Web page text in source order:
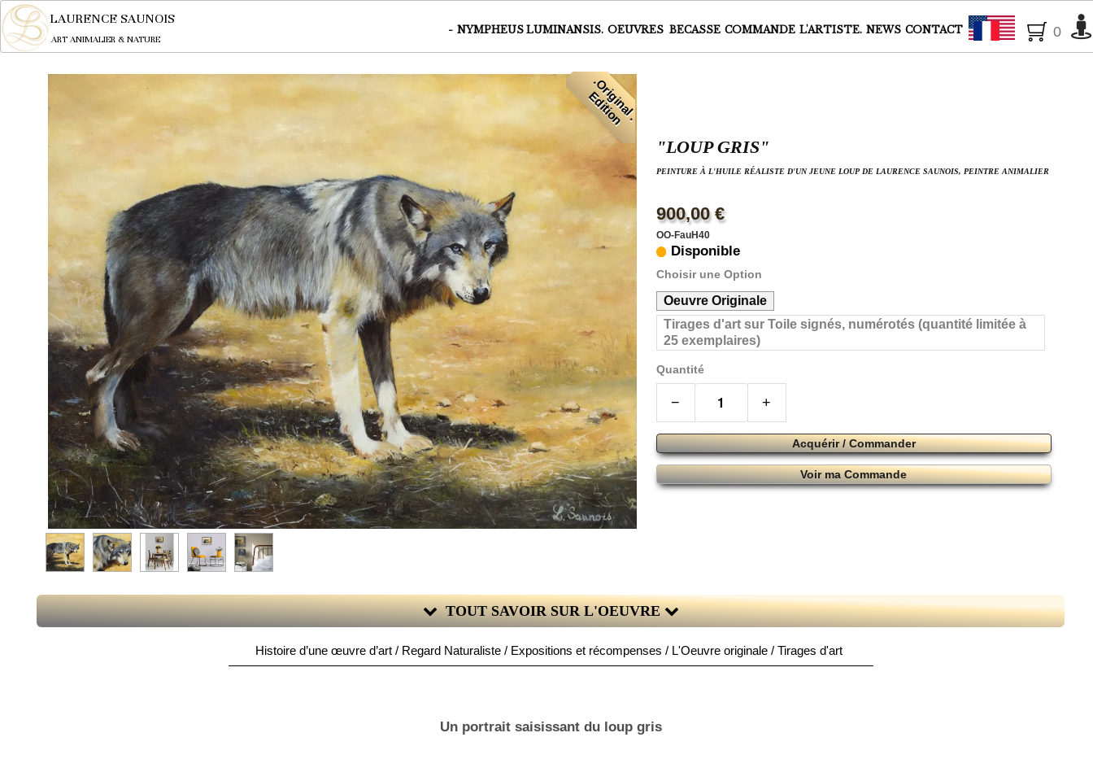
LAURENCE SAUNOIS
ART ANIMALIER & NATURE
- NYMPHEUS LUMINANSIS. OEUVRES BECASSE COMMANDE L'ARTISTE. NEWS CONTACT Français
0
.
O
r
i
g
i
n
a
l
.
E
d
i
t
i
o
n
"LOUP GRIS"
PEINTURE À L'HUILE RÉALISTE D'UN JEUNE LOUP DE LAURENCE SAUNOIS, PEINTRE ANIMALIER
900,00 €
OO-FauH40
Disponible
Choisir une Option
Oeuvre Originale
Tirages d'art sur Toile signés, numérotés (quantité limitée à
25 exemplaires)
Quantité
− +
Acquérir / Commander
Voir ma Commande
TOUT SAVOIR SUR L'OEUVRE
Histoire d’une œuvre d’art / Regard Naturaliste / Expositions et récompenses / L'Oeuvre originale / Tirages d'art
Un portrait saisissant du loup gris